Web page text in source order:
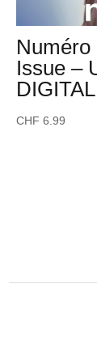
Numéro
Issue –
DIGITAL
CHF 6.99